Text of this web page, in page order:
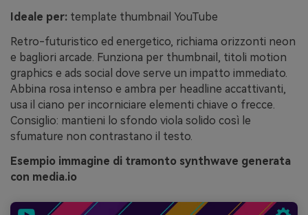
Ideale per: template thumbnail YouTube
Retro-futuristico ed energetico, richiama orizzonti neon
e bagliori arcade. Funziona per thumbnail, titoli motion
graphics e ads social dove serve un impatto immediato.
Abbina rosa intenso e ambra per headline accattivanti,
usa il ciano per incorniciare elementi chiave o frecce.
Consiglio: mantieni lo sfondo viola solido così le
sfumature non contrastano il testo.
Esempio immagine di tramonto synthwave generata
con media.io